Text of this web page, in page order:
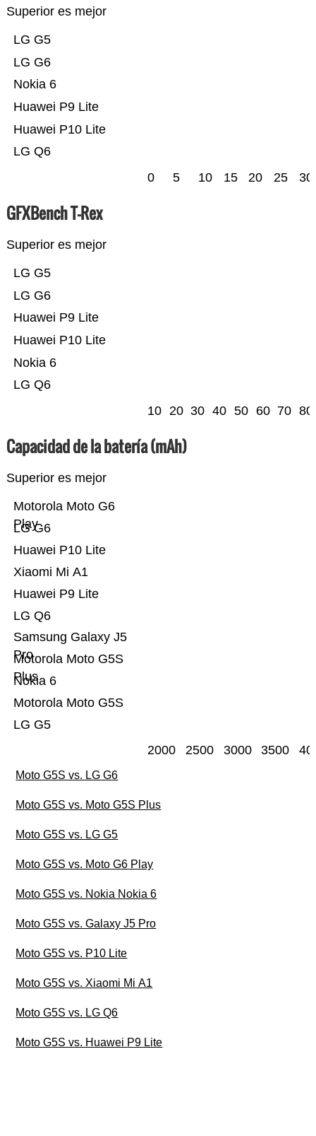
Superior es mejor
LG Q6
Huawei P10 Lite
Huawei P9 Lite
Nokia 6
LG G6
LG G5
0 5 10 15 20 25 30
GFXBench T-Rex
Superior es mejor
LG Q6
Nokia 6
Huawei P10 Lite
Huawei P9 Lite
LG G6
LG G5
10 20 30 40 50 60 70 80
Capacidad de la batería (mAh)
Superior es mejor
LG G5
Motorola Moto G5S
Nokia 6
Motorola Moto G5S
Plus
Samsung Galaxy J5
Pro
LG Q6
Huawei P9 Lite
Xiaomi Mi A1
Huawei P10 Lite
LG G6
Motorola Moto G6
Play
2000 2500 3000 3500
Moto G5S vs. LG G6
Moto G5S vs. Moto G5S Plus
Moto G5S vs. LG G5
Moto G5S vs. Moto G6 Play
Moto G5S vs. Nokia Nokia 6
Moto G5S vs. Galaxy J5 Pro
Moto G5S vs. P10 Lite
Moto G5S vs. Xiaomi Mi A1
Moto G5S vs. LG Q6
Moto G5S vs. Huawei P9 Lite